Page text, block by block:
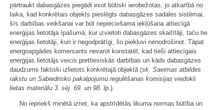
pārtraukt dabasgāzes piegādi esot būtiski ierobežotas, jo atkarībā no
laika, kad konkrētais objekts pieslēgts dabasgāzes sadales sistēmai,
šīs darbības veikšanai var būt nepieciešama iekļūšana attiecīgā
enerģijas lietotāja īpašumā, kur izvietoti dabasgāzes skaitītāji, taču tie
enerģijas lietotāji, kuri ir negodprātīgi, šo piekļuvi nenodrošinot. Tāpat
energoapgādes komersants nevarot konstatēt, kad tieši attiecīgais
enerģijas lietotājs veicis prettiesiskās darbības un kāds dabasgāzes
daudzums faktiski izlietots konkrētajā objektā (sk. Saeimas atbildes
rakstu un Sabiedrisko pakalpojumu regulēšanas komisijas viedokli
lietas materiālu 3. sēj. 69. un 98. lp. ).
No iepriekš minētā izriet, ka apstrīdētās likuma normas būtība un